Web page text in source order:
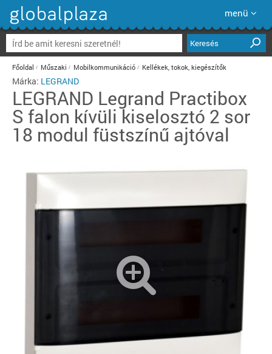
menü
Keresés
Főoldal Műszaki Mobilkommunikáció Kellékek, tokok, kiegészítők
Márka: LEGRAND
LEGRAND Legrand Practibox
S falon kívüli kiselosztó 2 sor
18 modul füstszínű ajtóval